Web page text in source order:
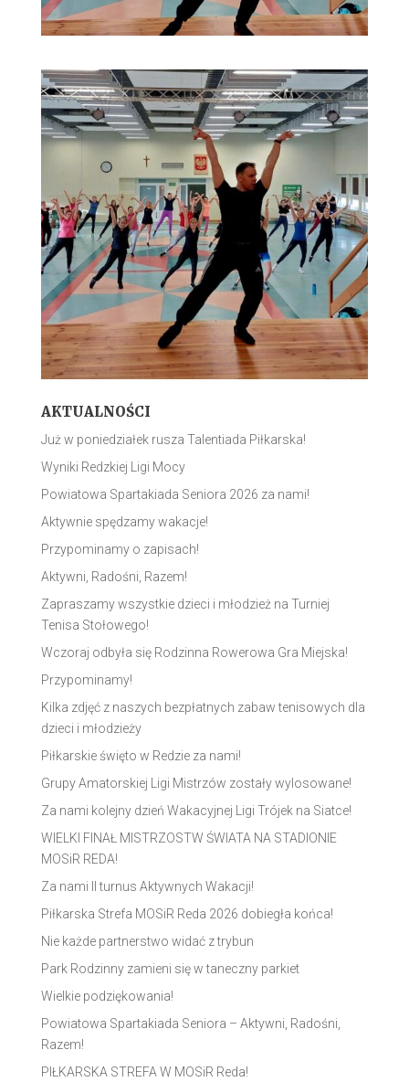
AKTUALNOŚCI
Już w poniedziałek rusza Talentiada Piłkarska!
Wyniki Redzkiej Ligi Mocy
Powiatowa Spartakiada Seniora 2026 za nami!
Aktywnie spędzamy wakacje!
Przypominamy o zapisach!
Aktywni, Radośni, Razem!
Zapraszamy wszystkie dzieci i młodzież na Turniej
Tenisa Stołowego!
Wczoraj odbyła się Rodzinna Rowerowa Gra Miejska!
Przypominamy!
Kilka zdjęć z naszych bezpłatnych zabaw tenisowych dla
dzieci i młodzieży
Piłkarskie święto w Redzie za nami!
Grupy Amatorskiej Ligi Mistrzów zostały wylosowane!
Za nami kolejny dzień Wakacyjnej Ligi Trójek na Siatce!
WIELKI FINAŁ MISTRZOSTW ŚWIATA NA STADIONIE
MOSiR REDA!
Za nami II turnus Aktywnych Wakacji!
Piłkarska Strefa MOSiR Reda 2026 dobiegła końca!
Nie każde partnerstwo widać z trybun
Park Rodzinny zamieni się w taneczny parkiet
Wielkie podziękowania!
Powiatowa Spartakiada Seniora – Aktywni, Radośni,
Razem!
PIŁKARSKA STREFA W MOSiR Reda!